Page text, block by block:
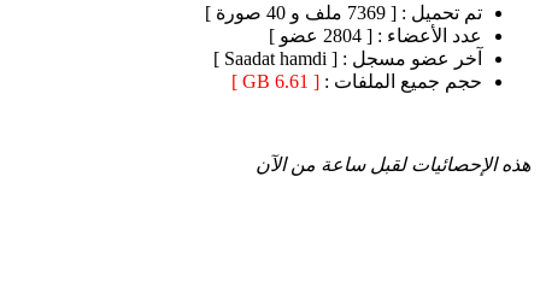
تم تحميل : [ 7369 ملف و 40 صورة ]
عدد الأعضاء : [ 2804 عضو ]
آخر عضو مسجل : [ Saadat hamdi ]
حجم جميع الملفات : [ 6.61 GB ]
هذه الإحصائيات لقبل ساعة من الآن